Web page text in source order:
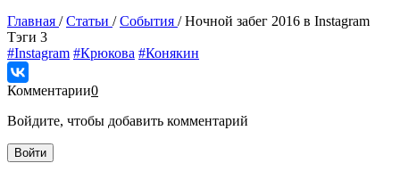
Главная /Статьи /События /Ночной забег 2016 в Instagram
Tэги 3
#Instagram #Крюкова #Конякин
Комментарии0
Войдите, чтобы добавить комментарий
Войти